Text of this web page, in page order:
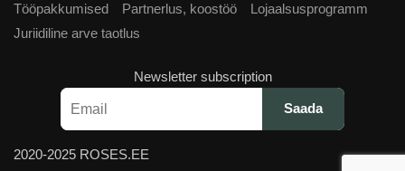
Tööpakkumised
Partnerlus, koostöö
Lojaalsusprogramm
Juriidiline arve taotlus
Newsletter subscription
2020-2025 ROSES.EE